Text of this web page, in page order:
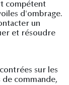
compétent
d'ombrage.
un
et résoudre
sur les
commande,